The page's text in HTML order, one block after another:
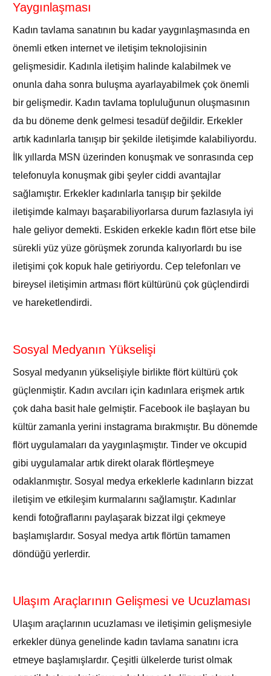
Yaygınlaşması
Kadın tavlama sanatının bu kadar yaygınlaşmasında en
önemli etken internet ve iletişim teknolojisinin
gelişmesidir. Kadınla iletişim halinde kalabilmek ve
onunla daha sonra buluşma ayarlayabilmek çok önemli
bir gelişmedir. Kadın tavlama topluluğunun oluşmasının
da bu döneme denk gelmesi tesadüf değildir. Erkekler
artık kadınlarla tanışıp bir şekilde iletişimde kalabiliyordu.
İlk yıllarda MSN üzerinden konuşmak ve sonrasında cep
telefonuyla konuşmak gibi şeyler ciddi avantajlar
sağlamıştır. Erkekler kadınlarla tanışıp bir şekilde
iletişimde kalmayı başarabiliyorlarsa durum fazlasıyla iyi
hale geliyor demekti. Eskiden erkekle kadın flört etse bile
sürekli yüz yüze görüşmek zorunda kalıyorlardı bu ise
iletişimi çok kopuk hale getiriyordu. Cep telefonları ve
bireysel iletişimin artması flört kültürünü çok güçlendirdi
ve hareketlendirdi.
Sosyal Medyanın Yükselişi
Sosyal medyanın yükselişiyle birlikte flört kültürü çok
güçlenmiştir. Kadın avcıları için kadınlara erişmek artık
çok daha basit hale gelmiştir. Facebook ile başlayan bu
kültür zamanla yerini instagrama bırakmıştır. Bu dönemde
flört uygulamaları da yaygınlaşmıştır. Tinder ve okcupid
gibi uygulamalar artık direkt olarak flörtleşmeye
odaklanmıştır. Sosyal medya erkeklerle kadınların bizzat
iletişim ve etkileşim kurmalarını sağlamıştır. Kadınlar
kendi fotoğraflarını paylaşarak bizzat ilgi çekmeye
başlamışlardır. Sosyal medya artık flörtün tamamen
döndüğü yerlerdir.
Ulaşım Araçlarının Gelişmesi ve Ucuzlaması
Ulaşım araçlarının ucuzlaması ve iletişimin gelişmesiyle
erkekler dünya genelinde kadın tavlama sanatını icra
etmeye başlamışlardır. Çeşitli ülkelerde turist olmak